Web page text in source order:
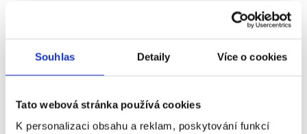
Souhlas Detaily Více o cookies
Tato webová stránka používá cookies
K personalizaci obsahu a reklam, poskytování funkcí